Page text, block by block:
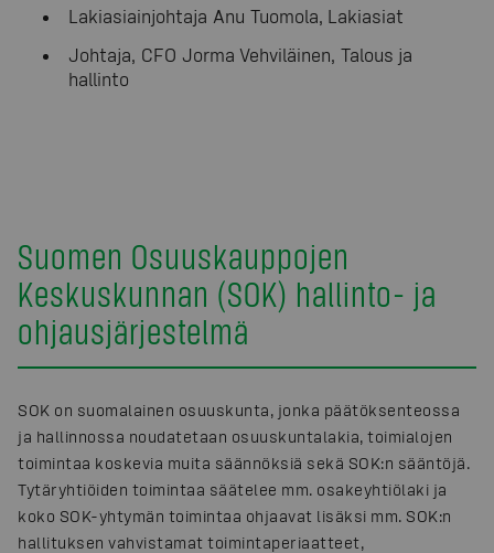
Lakiasiainjohtaja Anu Tuomola, Lakiasiat
Johtaja, CFO Jorma Vehviläinen, Talous ja
hallinto
Suomen Osuuskauppojen
Keskuskunnan (SOK) hallinto- ja
ohjausjärjestelmä
SOK on suomalainen osuuskunta, jonka päätöksenteossa
ja hallinnossa noudatetaan osuuskuntalakia, toimialojen
toimintaa koskevia muita säännöksiä sekä SOK:n sääntöjä.
Tytäryhtiöiden toimintaa säätelee mm. osakeyhtiölaki ja
koko SOK-yhtymän toimintaa ohjaavat lisäksi mm. SOK:n
hallituksen vahvistamat toimintaperiaatteet,